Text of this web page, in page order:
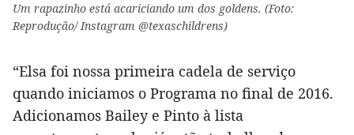
Um rapazinho está acariciando um dos goldens. (Foto:
Reprodução/ Instagram @texaschildrens)
“Elsa foi nossa primeira cadela de serviço
quando iniciamos o Programa no final de 2016.
Adicionamos Bailey e Pinto à lista